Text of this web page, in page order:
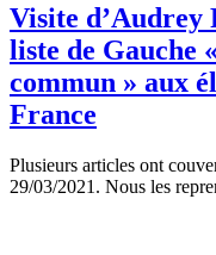
Visite d’Audrey
liste de Gauche
commun » aux
France
Plusieurs articles ont
29/03/2021. Nous les